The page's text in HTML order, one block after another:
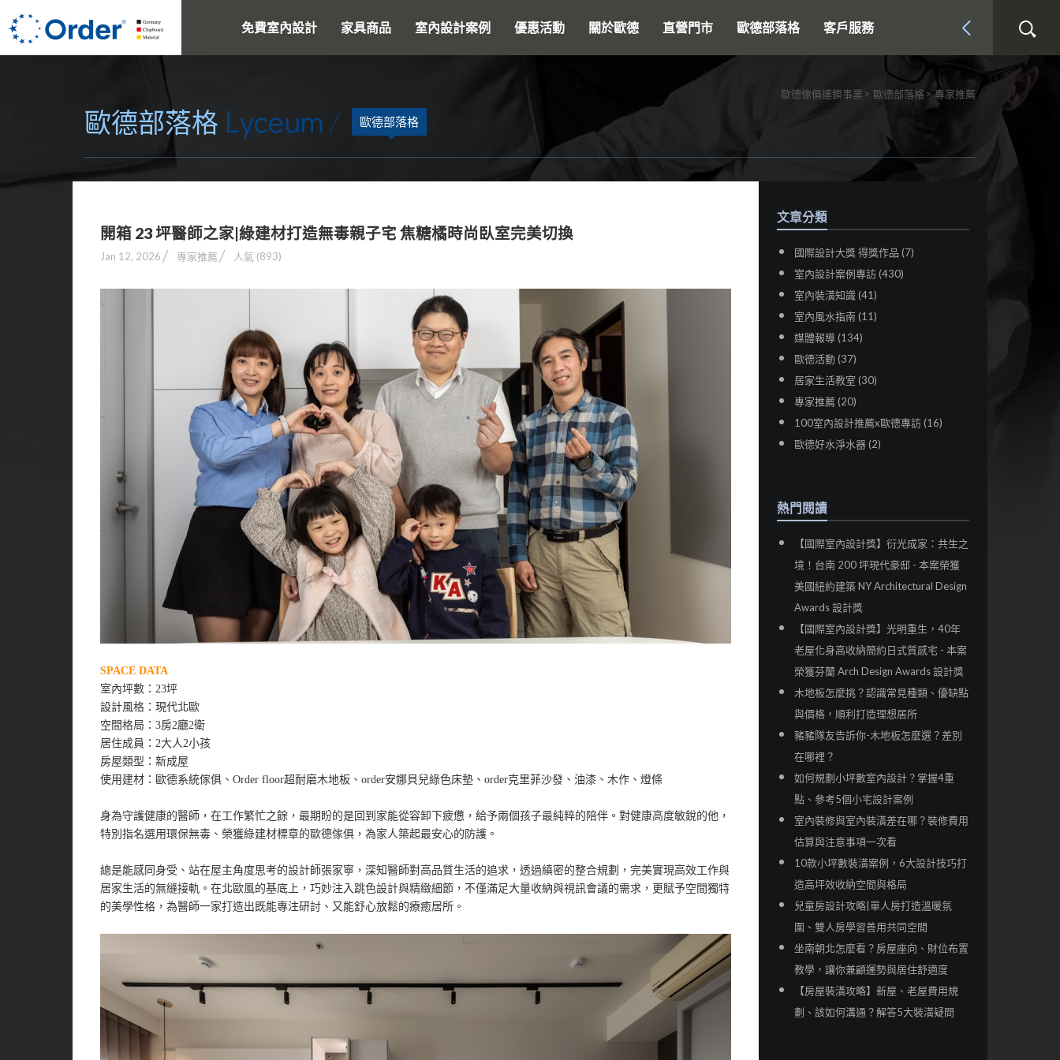
免費室內設計 家具商品 室內設計案例 優惠活動 關於歐德 直營門市 歐德部落格 客戶服務
搜尋
歐德傢俱連鎖事業 歐德部落格 專家推薦
歐德部落格 Lyceum 歐德部落格
開箱 23 坪醫師之家|綠建材打造無毒親子宅 焦糖橘時尚臥室完美切換
Jan 12, 2026 專家推薦 人氣 (893)
SPACE DATA
室內坪數：23坪
設計風格：現代北歐
空間格局：3房2廳2衛
居住成員：2大人2小孩
房屋類型：新成屋
使用建材：歐德系統傢俱、Order floor超耐磨木地板、order安娜貝兒綠色床墊、order克里菲沙發、油漆、木作、燈條
身為守護健康的醫師，在工作繁忙之餘，最期盼的是回到家能從容卸下疲憊，給予兩個孩子最純粹的陪伴。對健康高度敏銳的他，
特別指名選用環保無毒、榮獲綠建材標章的歐德傢俱，為家人築起最安心的防護。
總是能感同身受、站在屋主角度思考的設計師張家寧，深知醫師對高品質生活的追求，透過縝密的整合規劃，完美實現高效工作與
居家生活的無縫接軌。在北歐風的基底上，巧妙注入跳色設計與精緻細節，不僅滿足大量收納與視訊會議的需求，更賦予空間獨特
的美學性格，為醫師一家打造出既能專注研討、又能舒心放鬆的療癒居所。
文章分類
國際設計大獎 得獎作品 (7)
室內設計案例專訪 (430)
室內裝潢知識 (41)
室內風水指南 (11)
媒體報導 (134)
歐德活動 (37)
居家生活教室 (30)
專家推薦 (20)
100室內設計推薦x歐德專訪 (16)
歐德好水淨水器 (2)
熱門閱讀
【國際室內設計獎】衍光成家：共生之
境！台南 200 坪現代豪邸 - 本案榮獲
美國紐約建築 NY Architectural Design
Awards 設計獎
【國際室內設計獎】光明重生，40年
老屋化身高收納簡約日式質感宅 - 本案
榮獲芬蘭 Arch Design Awards 設計獎
木地板怎麼挑？認識常見種類、優缺點
與價格，順利打造理想居所
豬豬隊友告訴你-木地板怎麼選？差別
在哪裡？
如何規劃小坪數室內設計？掌握4重
點、參考5個小宅設計案例
室內裝修與室內裝潢差在哪？裝修費用
估算與注意事項一次看
10款小坪數裝潢案例，6大設計技巧打
造高坪效收納空間與格局
兒童房設計攻略|單人房打造溫暖氛
圍、雙人房學習善用共同空間
坐南朝北怎麼看？房屋座向、財位布置
教學，讓你兼顧運勢與居住舒適度
【房屋裝潢攻略】新屋、老屋費用規
劃、該如何溝通？解答5大裝潢疑問